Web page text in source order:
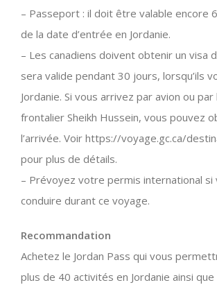
– Passeport : il doit être valable encore
de la date d’entrée en Jordanie.
– Les canadiens doivent obtenir un visa
sera valide pendant 30 jours, lorsqu’ils
Jordanie. Si vous arrivez par avion ou
frontalier Sheikh Hussein, vous pouvez
l’arrivée. Voir https://voyage.gc.ca/
pour plus de détails.
– Prévoyez votre permis international si
conduire durant ce voyage.
Recommandation
Achetez le Jordan Pass qui vous
plus de 40 activités en Jordanie ainsi